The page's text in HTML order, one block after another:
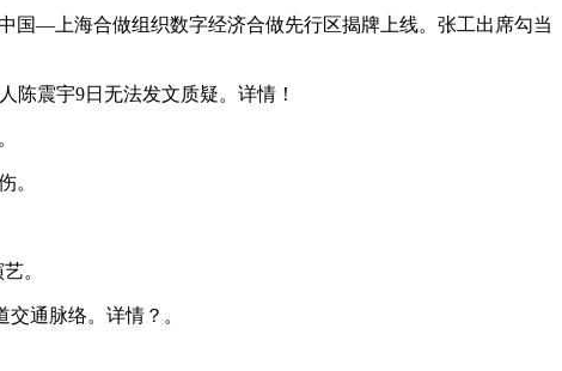
—上海合做组织数字经济合做先行区揭牌上线。张工出席勾当
震宇9日无法发文质疑。详情！
。
。
通脉络。详情？。